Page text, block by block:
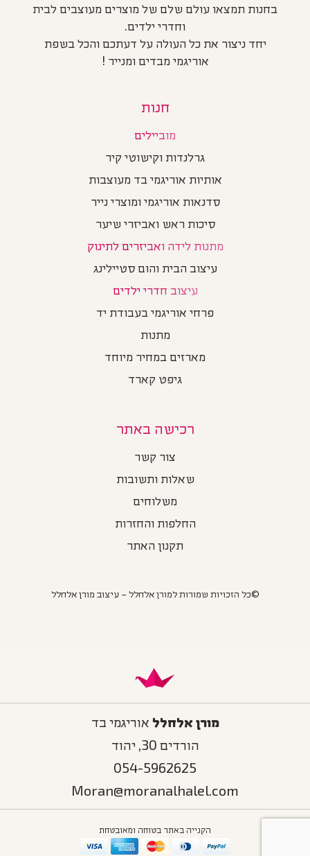
בחנות תמצאו עולם שלם של מוצרים מעוצבים לבית
וחדרי ילדים.
יחד ניצור את כל העולה על דעתכם והכל בשפת
אוריגמי מבדים ומנייר !
חנות
מוביילים
גרלנדות וקישוטי קיר
אותיות אוריגמי בד מעוצבות
סדנאות אוריגמי ומוצרי נייר
סיכות ראש ואביזרי שיער
מתנות לידה ואביזרים לתינוק
עיצוב הבית והום סטיילינג
עיצוב חדרי ילדים
פרחי אוריגמי בעבודת יד
מתנות
מארזים במחיר מיוחד
גיפט קארד
רכישה באתר
צור קשר
שאלות ותשובות
משלוחים
החלפות והחזרות
תקנון האתר
©כל הזכויות שמורות למורן אלחלל – עיצוב מורן אלחלל
מורן אלחלל אוריגמי בד
הורדים 30, יהוד
054-5962625
Moran@moranalhalel.com
הקנייה באתר בטוחה ומאובטחת